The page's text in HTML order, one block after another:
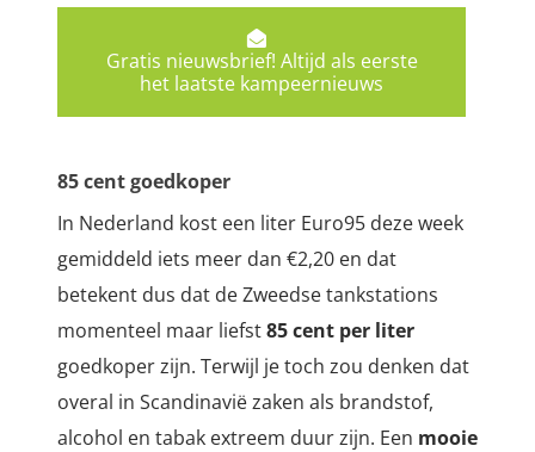
Gratis nieuwsbrief! Altijd als eerste
het laatste kampeernieuws
85 cent goedkoper
In Nederland kost een liter Euro95 deze week
gemiddeld iets meer dan €2,20 en dat
betekent dus dat de Zweedse tankstations
momenteel maar liefst85 cent per liter
goedkoper zijn. Terwijl je toch zou denken dat
overal in Scandinavië zaken als brandstof,
alcohol en tabak extreem duur zijn. Een mooie